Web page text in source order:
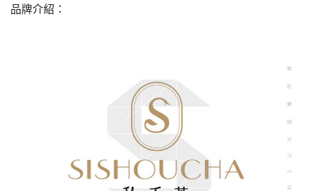
品牌介紹：